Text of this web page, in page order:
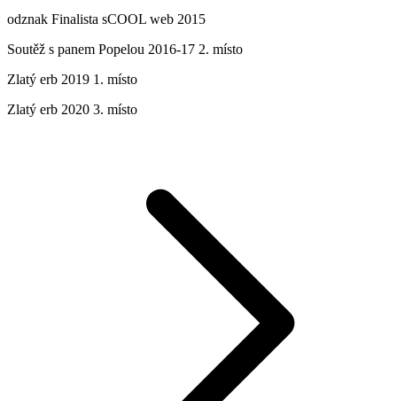
odznak Finalista sCOOL web 2015
Soutěž s panem Popelou 2016-17 2. místo
Zlatý erb 2019 1. místo
Zlatý erb 2020 3. místo